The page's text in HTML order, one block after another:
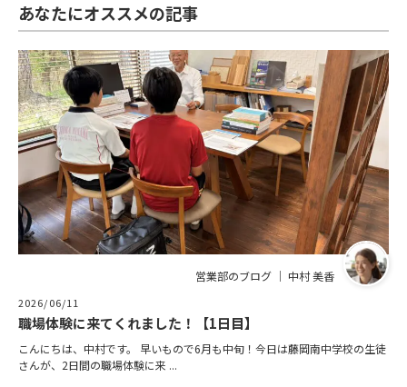
あなたにオススメの記事
営業部のブログ ｜ 中村 美香
2026/06/11
職場体験に来てくれました！【1日目】
こんにちは、中村です。 早いもので6月も中旬！今日は藤岡南中学校の生徒
さんが、2日間の職場体験に来 ...